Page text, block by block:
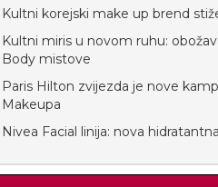
Kultni korejski make up brend
Kultni miris u novom ruhu:
Body mistove
Paris Hilton zvijezda je nove
Makeupa
Nivea Facial linija: nova